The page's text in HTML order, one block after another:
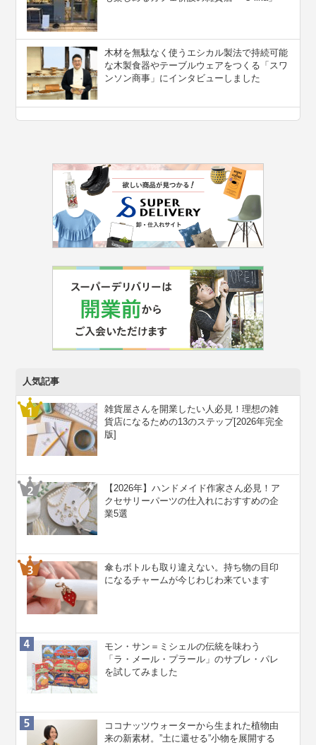
木材を無駄なく使うエシカル製法で持続可能
な木製食器やテーブルウェアをつくる「スワ
ンソン商事」にインタビューしました
人気記事
雑貨屋さんを開業したい人必見！理想の雑
貨店になるための13のステップ[2026年完全
版]
【2026年】ハンドメイド作家さん必見！ア
クセサリーパーツの仕入れにおすすめの企
業5選
傘もボトルも取り違えない。持ち物の目印
になるチャームが今じわじわ来ています
モン・サン＝ミシェルの伝統を味わう
「ラ・メール・プラール」のサブレ・パレ
を試してみました
ココナッツウォーターから生まれた植物由
来の新素材。”⼟に還せる”小物を展開する